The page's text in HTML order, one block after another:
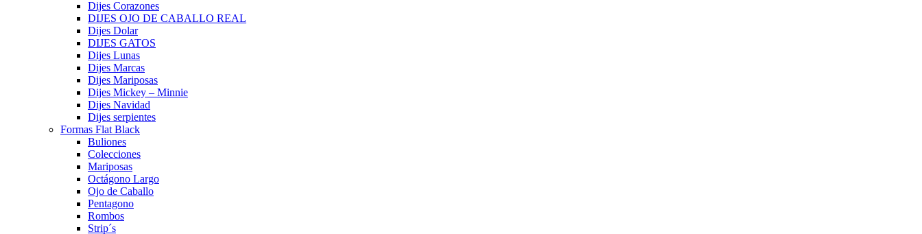
Dijes Corazones
DIJES OJO DE CABALLO REAL
Dijes Dolar
DIJES GATOS
Dijes Lunas
Dijes Marcas
Dijes Mariposas
Dijes Mickey – Minnie
Dijes Navidad
Dijes serpientes
Formas Flat Black
Buliones
Colecciones
Mariposas
Octágono Largo
Ojo de Caballo
Pentagono
Rombos
Strip´s